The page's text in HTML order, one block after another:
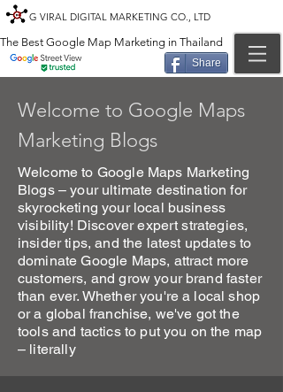
G VIRAL DIGITAL MARKETING CO., LTD
The Best Google Map Marketing in Thailand
Share
Welcome to Google Maps
Marketing Blogs
Welcome to Google Maps Marketing
Blogs – your ultimate destination for
skyrocketing your local business
visibility! Discover expert strategies,
insider tips, and the latest updates to
dominate Google Maps, attract more
customers, and grow your brand faster
than ever. Whether you're a local shop
or a global franchise, we've got the
tools and tactics to put you on the map
– literally